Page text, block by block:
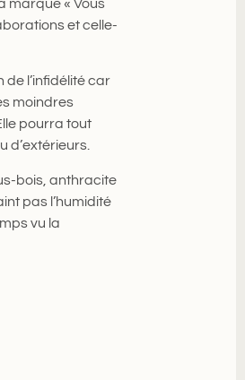
marque « Vous
et celle-
l’infidélité car
moindres
pourra tout
d’extérieurs.
bois, anthracite
pas l’humidité
vu la